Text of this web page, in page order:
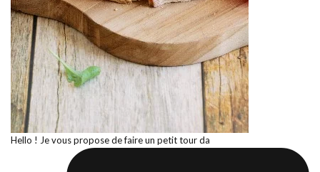
Hello ! Je vous propose de faire un petit tour da